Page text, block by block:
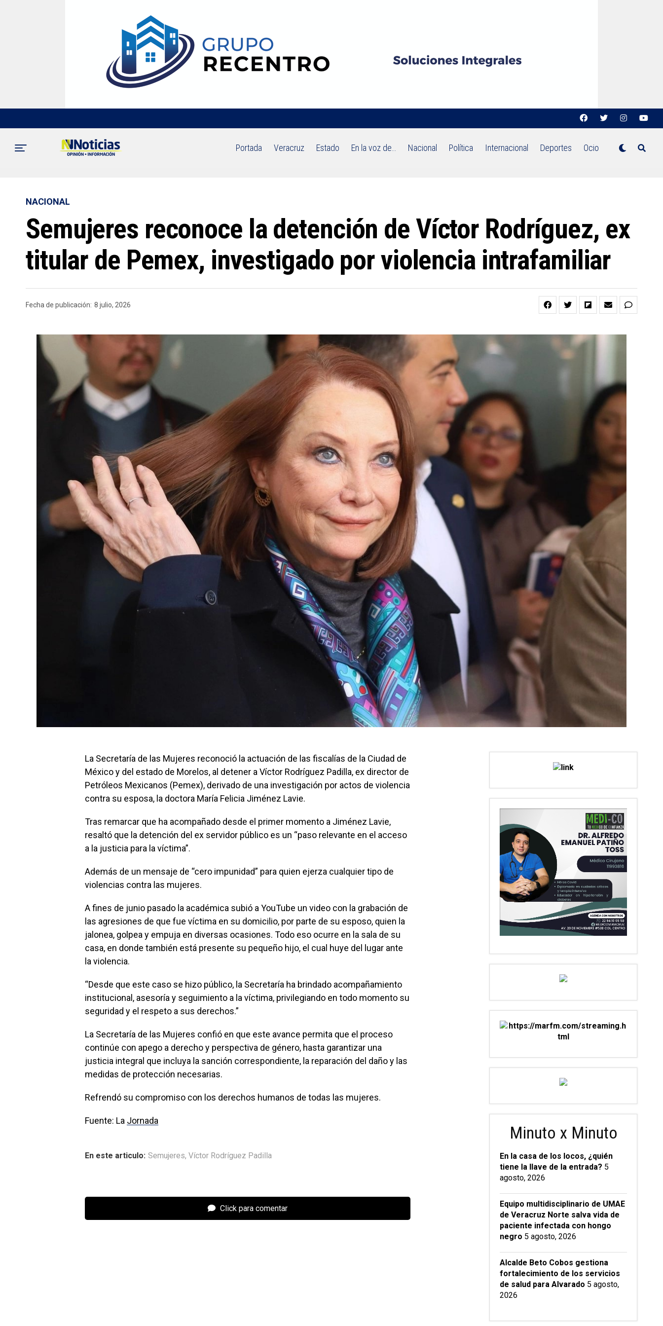
Portada Veracruz Estado En la voz de… Nacional Política Internacional Deportes Ocio
NACIONAL
Semujeres reconoce la detención de Víctor Rodríguez, ex
titular de Pemex, investigado por violencia intrafamiliar
Fecha de publicación: 8 julio, 2026
La Secretaría de las Mujeres reconoció la actuación de las fiscalías de la Ciudad de
México y del estado de Morelos, al detener a Víctor Rodríguez Padilla, ex director de
Petróleos Mexicanos (Pemex), derivado de una investigación por actos de violencia
contra su esposa, la doctora María Felicia Jiménez Lavie.
Tras remarcar que ha acompañado desde el primer momento a Jiménez Lavie,
resaltó que la detención del ex servidor público es un “paso relevante en el acceso
a la justicia para la víctima”.
Además de un mensaje de “cero impunidad” para quien ejerza cualquier tipo de
violencias contra las mujeres.
A fines de junio pasado la académica subió a YouTube un video con la grabación de
las agresiones de que fue víctima en su domicilio, por parte de su esposo, quien la
jalonea, golpea y empuja en diversas ocasiones. Todo eso ocurre en la sala de su
casa, en donde también está presente su pequeño hijo, el cual huye del lugar ante
la violencia.
“Desde que este caso se hizo público, la Secretaría ha brindado acompañamiento
institucional, asesoría y seguimiento a la víctima, privilegiando en todo momento su
seguridad y el respeto a sus derechos.”
La Secretaría de las Mujeres confió en que este avance permita que el proceso
continúe con apego a derecho y perspectiva de género, hasta garantizar una
justicia integral que incluya la sanción correspondiente, la reparación del daño y las
medidas de protección necesarias.
Refrendó su compromiso con los derechos humanos de todas las mujeres.
Fuente: La Jornada
En este articulo: Semujeres, Víctor Rodríguez Padilla
Click para comentar
Minuto x Minuto
En la casa de los locos, ¿quién
tiene la llave de la entrada? 5
agosto, 2026
Equipo multidisciplinario de UMAE
de Veracruz Norte salva vida de
paciente infectada con hongo
negro 5 agosto, 2026
Alcalde Beto Cobos gestiona
fortalecimiento de los servicios
de salud para Alvarado 5 agosto,
2026